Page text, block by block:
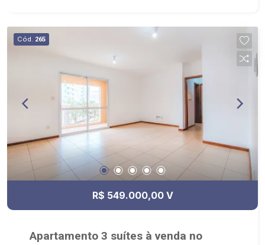
Cód. 265
R$ 549.000,00 V
Apartamento 3 suítes à venda no